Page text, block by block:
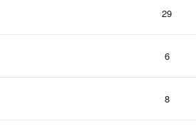
29
6
8